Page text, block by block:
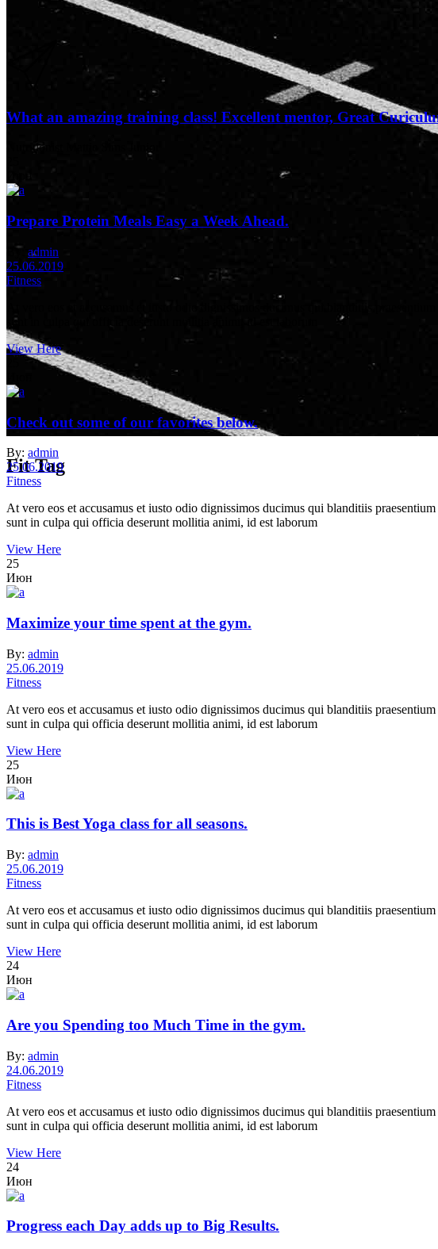
Fit Tag
What an amazing training class! Excellent mentor, Great
Nutritionist
Prepare Protein Meals Easy a Week Ahead.
By: admin
25.06.2019
Fitness
At vero eos et accusamus et iusto odio dignissimos ducimus qui blanditiis
sunt in culpa qui officia deserunt mollitia animi, id est laborum
View Here
Check out some of our favorites below.
By: admin
25.06.2019
Fitness
At vero eos et accusamus et iusto odio dignissimos ducimus qui blanditiis
sunt in culpa qui officia deserunt mollitia animi, id est laborum
View Here
25
Июн
Maximize your time spent at the gym.
By: admin
25.06.2019
Fitness
At vero eos et accusamus et iusto odio dignissimos ducimus qui blanditiis
sunt in culpa qui officia deserunt mollitia animi, id est laborum
View Here
25
Июн
This is Best Yoga class for all seasons.
By: admin
25.06.2019
Fitness
At vero eos et accusamus et iusto odio dignissimos ducimus qui blanditiis
sunt in culpa qui officia deserunt mollitia animi, id est laborum
View Here
24
Июн
Are you Spending too Much Time in the gym.
By: admin
24.06.2019
Fitness
At vero eos et accusamus et iusto odio dignissimos ducimus qui blanditiis
sunt in culpa qui officia deserunt mollitia animi, id est laborum
View Here
24
Июн
Progress each Day adds up to Big Results.